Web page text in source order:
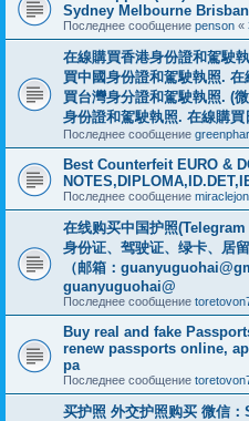
Sydney Melbourne
Последнее сообщение penson «
在線購買香港身份證和駕駛
買中國身份證和駕駛執照.
買台灣身分證和駕駛執照. (
身份證和駕駛執照. 在線購買
Последнее сообщение
Best Counterfeit EURO &
Последнее сообщение
在线购买中国护照
身份证、驾驶证、绿卡、居
（邮箱：
guanyuguohai@
Последнее сообщение
Buy real and fake
renew passports online,
pa
Последнее сообщение
买护照 外交护照购买 微信